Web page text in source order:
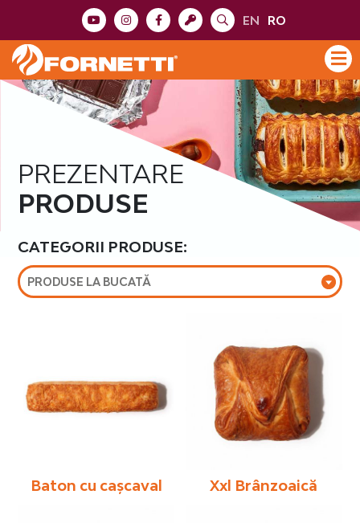
EN RO
PREZENTARE
PRODUSE
CATEGORII PRODUSE:
PRODUSE LA BUCATĂ
Baton cu cașcaval Xxl Brânzoaică